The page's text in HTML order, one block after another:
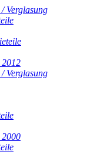
Verglasung
Verglasung